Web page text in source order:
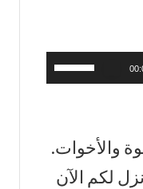
استخدم
مفاتيح
والأخوات.
لكم الآن